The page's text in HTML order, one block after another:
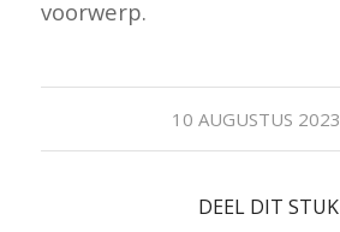
voorwerp.
10 AUGUSTUS 2023
/
DEEL DIT STUK